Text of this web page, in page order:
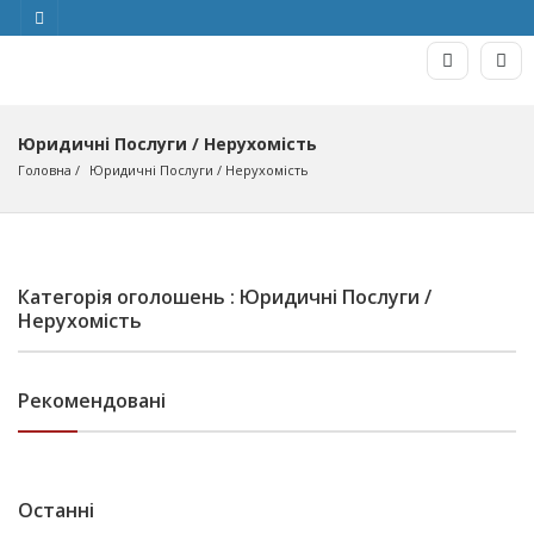
Юридичні Послуги / Нерухомість
Головна Юридичні Послуги / Нерухомість
Категорія оголошень : Юридичні Послуги /
Нерухомість
Рекомендовані
Останні